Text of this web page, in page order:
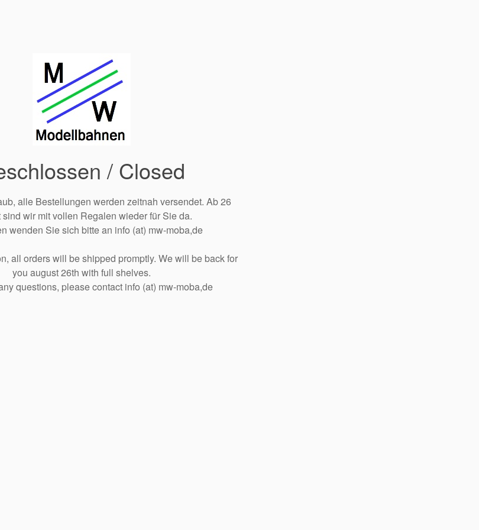
/ Closed
alle Bestellungen werden zeitnah versendet. Ab 26
sind wir mit vollen Regalen wieder für Sie da.
wenden Sie sich bitte an info (at) mw-moba,de
all orders will be shipped promptly. We will be back for
you august 26th with full shelves.
questions, please contact info (at) mw-moba,de